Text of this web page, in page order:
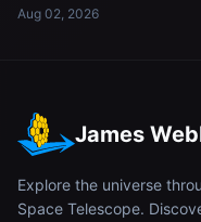
Aug 02, 2026
James
Explore the universe
Space Telescope.